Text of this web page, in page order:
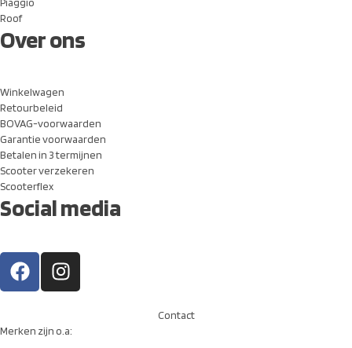
Roof
Over ons
Winkelwagen
Retourbeleid
BOVAG-voorwaarden
Garantie voorwaarden
Betalen in 3 termijnen
Scooter verzekeren
Scooterflex
Social media
Merken zijn o.a:
Contact